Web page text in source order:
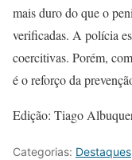
mais duro do que o
verificadas. A polícia
coercitivas. Porém,
é o reforço da
Edição: Tiago
Categorias: Destaques